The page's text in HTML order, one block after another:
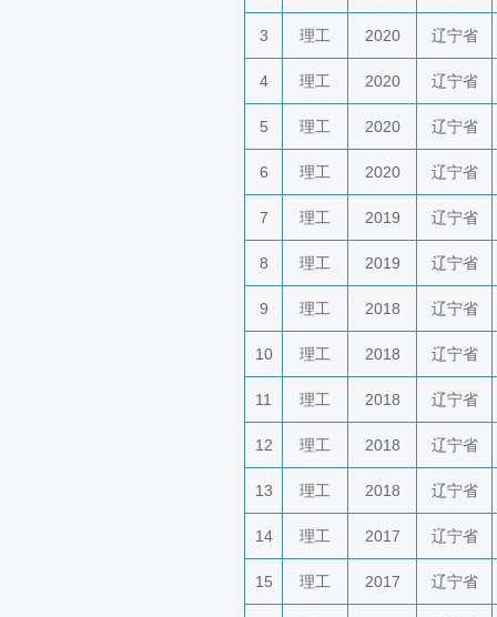
3 理工 2020 辽宁省
4 理工 2020 辽宁省
5 理工 2020 辽宁省
6 理工 2020 辽宁省
7 理工 2019 辽宁省
8 理工 2019 辽宁省
9 理工 2018 辽宁省
10 理工 2018 辽宁省
11 理工 2018 辽宁省
12 理工 2018 辽宁省
13 理工 2018 辽宁省
14 理工 2017 辽宁省
15 理工 2017 辽宁省